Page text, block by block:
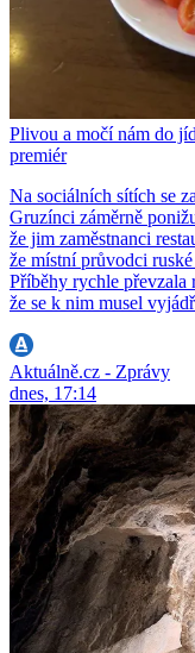
Plivou a močí nám do
premiér
Na sociálních sítích se
Gruzínci záměrně
že jim zaměstnanci
že místní průvodci
Příběhy rychle převzala
že se k nim musel
Aktuálně.cz - Zprávy
dnes, 17:14